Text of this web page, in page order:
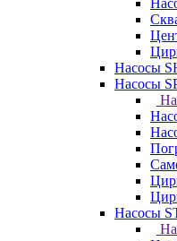
Насосы
Насосы
Насосы